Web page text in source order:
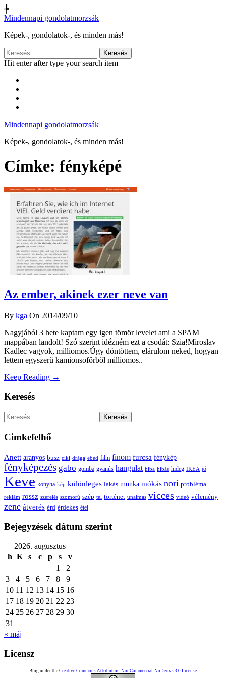
╄
Mindennapi gondolatmorzsák
Képek-, gondolatok-, és minden más!
Keresés:
Hit enter after type your search item
Mindennapi gondolatmorzsák
Képek-, gondolatok-, és minden más!
Címke: fényképé
Az ember, akinek ezer neve van
By kga On 2014/09/10
Nagyjából 3 hete kaptam egy igen tömör levelet ami a SPAM
mappában landolt! Szó szerint idézném ezt a csodát: Szia!Miroslav
Kadlec vagyok, milliomos.Úgy döntöttem, elárulom neked, hogyan
lettem egyszerű kamionsofőrből milliomos..
Keep Reading →
Keresés
Keresés:
Cimkefelhő
Anett aranyos busz ciki drága ebéd film finom furcsa fénykép
fényképezés gabo gomba gyanús hangulat hiba hibás hideg IKEA jó
Keve konyha kép különleges lakás munka mókás nori probléma
reklám rossz szerelés szomorú szép tél történet unalmas vicces videó vélemény
zene átverés érd érdekes étel
Bejegyzések dátum szerint
2026. augusztus
h K s c p s
v
1
2
3
4 5 6 7 8
9
10 11 12 13 14 15 16
17 18 19 20 21 22 23
24 25 26 27 28 29 30
31
« máj
Licensz
Blog under the Creative Commons Attribution-NonCommercial-NoDerivs 3.0 License